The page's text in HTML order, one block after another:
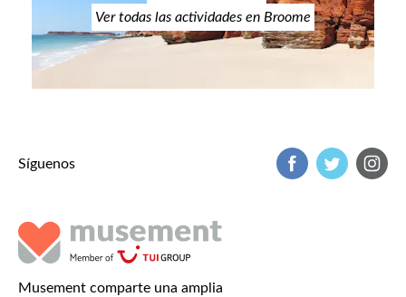
Ver todas las actividades en Broome
Síguenos
Musement comparte una amplia